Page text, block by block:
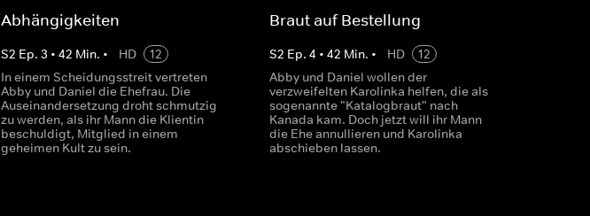
Abhängigkeiten
S2 Ep. 3 • 42 Min. • HD
12
In einem Scheidungsstreit vertreten
Abby und Daniel die Ehefrau. Die
Auseinandersetzung droht schmutzig
zu werden, als ihr Mann die Klientin
beschuldigt, Mitglied in einem
geheimen Kult zu sein.
Braut auf Bestellung
S2 Ep. 4 • 42 Min. • HD
12
Abby und Daniel wollen der
verzweifelten Karolinka helfen, die als
sogenannte "Katalogbraut" nach
Kanada kam. Doch jetzt will ihr Mann
die Ehe annullieren und Karolinka
abschieben lassen.